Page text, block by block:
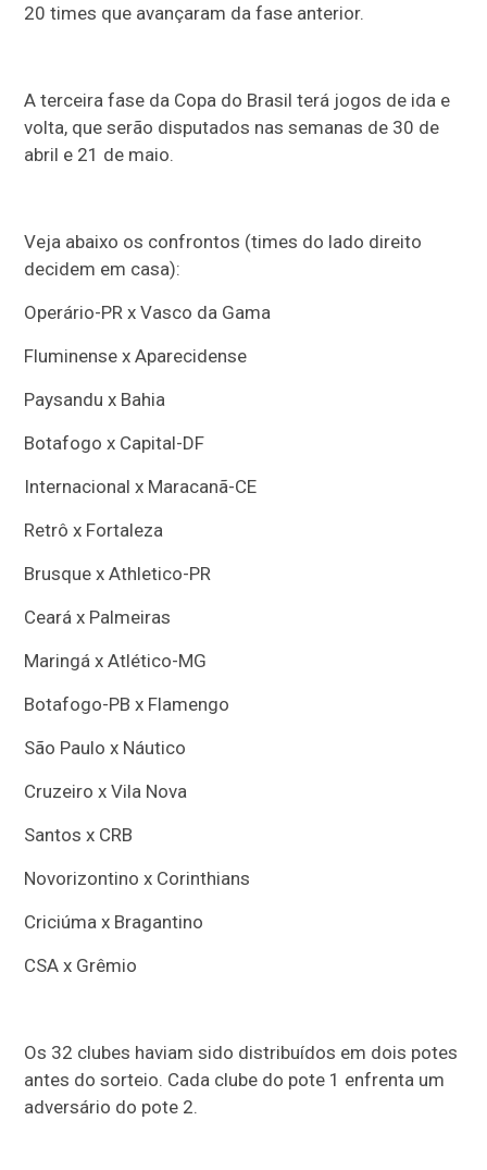
20 times que avançaram da fase anterior.
A terceira fase da Copa do Brasil terá jogos de ida e
volta, que serão disputados nas semanas de 30 de
abril e 21 de maio.
Veja abaixo os confrontos (times do lado direito
decidem em casa):
Operário-PR x Vasco da Gama
Fluminense x Aparecidense
Paysandu x Bahia
Botafogo x Capital-DF
Internacional x Maracanã-CE
Retrô x Fortaleza
Brusque x Athletico-PR
Ceará x Palmeiras
Maringá x Atlético-MG
Botafogo-PB x Flamengo
São Paulo x Náutico
Cruzeiro x Vila Nova
Santos x CRB
Novorizontino x Corinthians
Criciúma x Bragantino
CSA x Grêmio
Os 32 clubes haviam sido distribuídos em dois potes
antes do sorteio. Cada clube do pote 1 enfrenta um
adversário do pote 2.